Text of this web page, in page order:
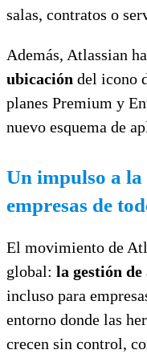
salas, contratos o
Además, Atlassian
ubicación del icono
planes Premium y
nuevo esquema de
Un impulso a
empresas de
El movimiento de
global: la gestión de
incluso para
entorno donde las
crecen sin control,